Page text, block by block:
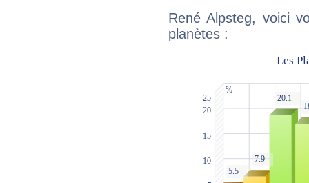
René Alpsteg, voici
planètes :